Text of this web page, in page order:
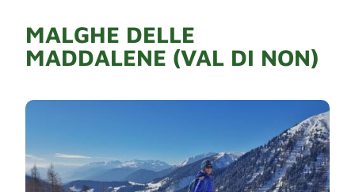
MALGHE DELLE
MADDALENE (VAL DI NON)